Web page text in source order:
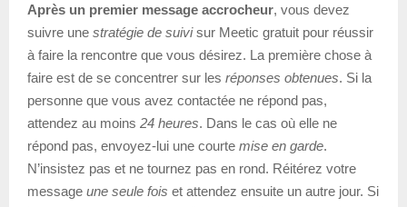
Après un premier message accrocheur, vous devez
suivre une stratégie de suivisur Meetic gratuit pour réussir
à faire la rencontre que vous désirez. La première chose à
faire est de se concentrer sur les réponses obtenues. Si la
personne que vous avez contactée ne répond pas,
attendez au moins 24 heures. Dans le cas où elle ne
répond pas, envoyez-lui une courte mise en garde.
N’insistez pas et ne tournez pas en rond. Réitérez votre
message une seule fois et attendez ensuite un autre jour. Si